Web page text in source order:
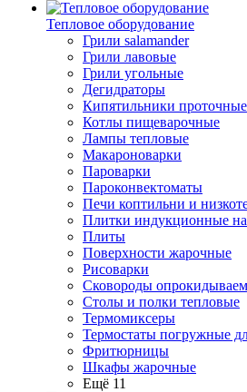
Тепловое оборудование
Грили salamander
Грили лавовые
Грили угольные
Дегидраторы
Кипятильники проточные
Котлы пищеварочные
Лампы тепловые
Макароноварки
Пароварки
Пароконвектоматы
Печи коптильни и
Плитки индукционные
Плиты
Поверхности жарочные
Рисоварки
Сковороды
Столы и полки тепловые
Термомиксеры
Термостаты погружные
Фритюрницы
Шкафы жарочные
Ещё 11